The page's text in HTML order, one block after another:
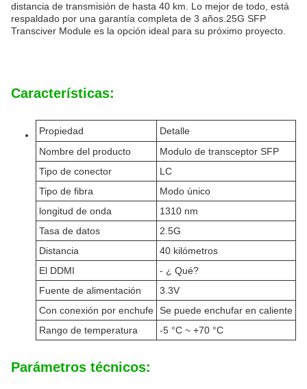
distancia de transmisión de hasta 40 km. Lo mejor de todo, está
respaldado por una garantía completa de 3 años.25G SFP
Transciver Module es la opción ideal para su próximo proyecto.
Características:
Propiedad
Detalle
Nombre del producto
Modulo de transceptor SFP
Tipo de conector
LC
Tipo de fibra
Modo único
longitud de onda
1310 nm
Tasa de datos
2.5G
Distancia
40 kilómetros
El DDMI
- ¿ Qué?
Fuente de alimentación
3.3V
Con conexión por enchufe Se puede enchufar en caliente
Rango de temperatura
-5 °C ~ +70 °C
Parámetros técnicos: